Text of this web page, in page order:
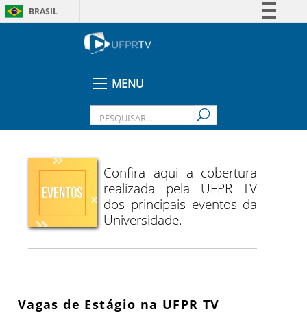
BRASIL
Legislação
MENU
Confira aqui a cobertura
realizada pela UFPR TV
dos principais eventos da
Universidade.
Vagas de Estágio na UFPR TV